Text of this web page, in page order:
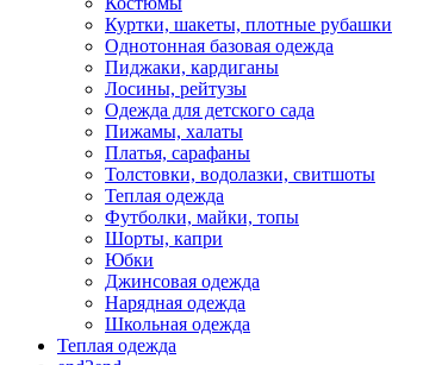
Куртки, шакеты, плотные рубашки
Однотонная базовая одежда
Пиджаки, кардиганы
Лосины, рейтузы
Одежда для детского сада
Пижамы, халаты
Платья, сарафаны
Толстовки, водолазки, свитшоты
Теплая одежда
Футболки, майки, топы
Шорты, капри
Юбки
Джинсовая одежда
Нарядная одежда
Школьная одежда
Теплая одежда